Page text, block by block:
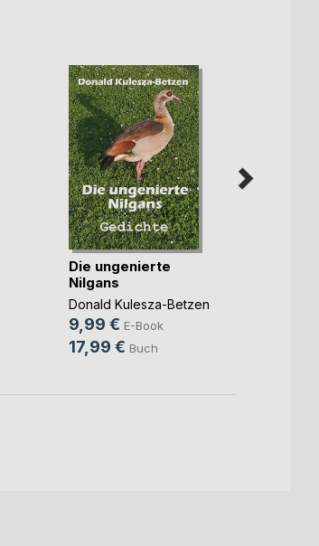
Die ungenierte
Nilgans
Donald Kulesza-Betzen
9,99 € E-Book
17,99 € Buch